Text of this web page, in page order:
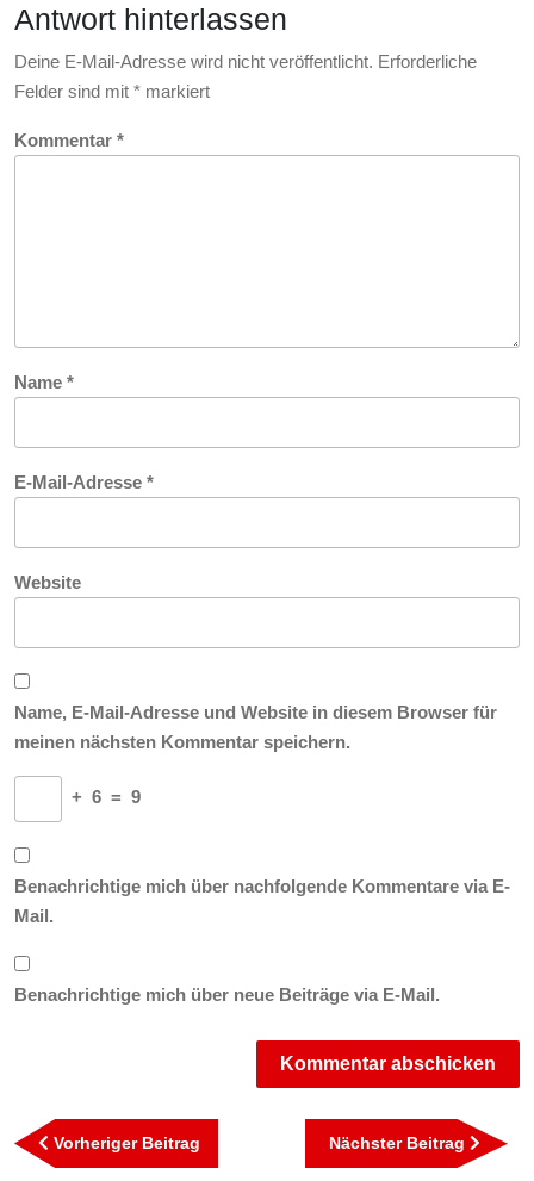
Antwort hinterlassen
Deine E-Mail-Adresse wird nicht veröffentlicht. Erforderliche
Felder sind mit * markiert
Kommentar *
Name *
E-Mail-Adresse *
Website
Name, E-Mail-Adresse und Website in diesem Browser für
meinen nächsten Kommentar speichern.
+ 6 = 9
Benachrichtige mich über nachfolgende Kommentare via E-
Mail.
Benachrichtige mich über neue Beiträge via E-Mail.
Beitragsnavigation
Vorheriger Beitrag
Beitrag
Nächster Beitrag